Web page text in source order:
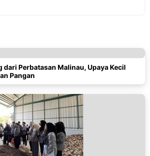
dari Perbatasan Malinau, Upaya Kecil
Pangan